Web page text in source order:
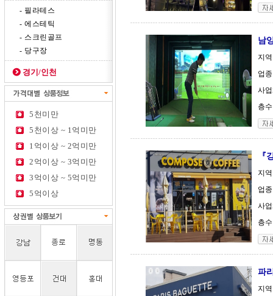
- 필라테스
- 에스테틱
- 스크린골프
- 당구장
경기/인천
5천미만
5천이상 ~ 1억미만
1억이상 ~ 2억미만
2억이상 ~ 3억미만
3억이상 ~ 5억미만
5억이상
남
지
업
사
층
『
지
업
사
층
파
지